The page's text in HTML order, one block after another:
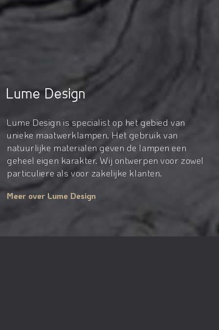
Lume Design
Lume Design is specialist op het gebied van
unieke maatwerklampen. Het gebruik van
natuurlijke materialen geven de lampen een
geheel eigen karakter. Wij ontwerpen voor zowel
particuliere als voor zakelijke klanten.
Meer over Lume Design